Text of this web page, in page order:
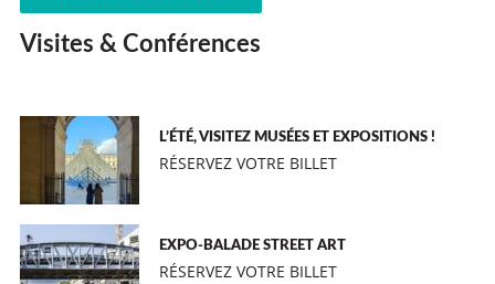
Visites & Conférences
L’ÉTÉ, VISITEZ MUSÉES ET EXPOSITIONS !
RÉSERVEZ VOTRE BILLET
EXPO-BALADE STREET ART
RÉSERVEZ VOTRE BILLET